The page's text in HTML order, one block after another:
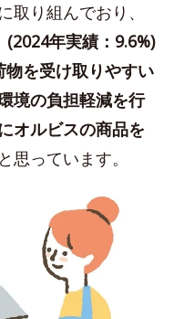
取り組んでおり、
年実績：9.6%)
物を受け取りやすい
境の負担軽減を行
オルビスの商品を
と思っています。